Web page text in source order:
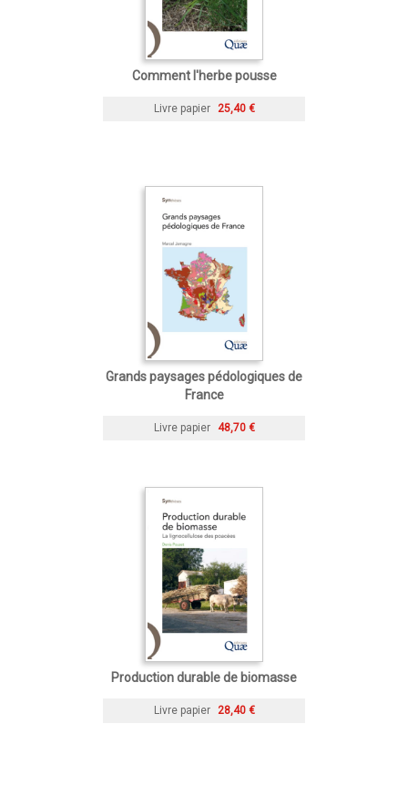
Comment l'herbe pousse
Livre papier 25,40 €
Grands paysages pédologiques de
France
Livre papier 48,70 €
Production durable de biomasse
Livre papier 28,40 €